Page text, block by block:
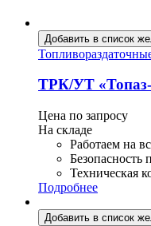
Добавить в список
ТРК/УТ «Топаз-
Цена по запросу
На складе
Работаем на
Безопасность
Техническая
Подробнее
Добавить в список